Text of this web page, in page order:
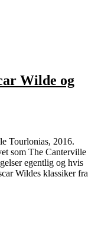
Wilde og
Tourlonias, 2016.
som The Canterville
egentlig og hvis
Wildes klassiker fra